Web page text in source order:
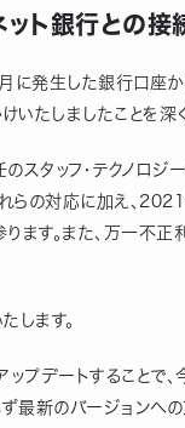
ト銀行との接
発生した銀行口座か
たしましたことを深
スタッフ・テクノロ
らの対応に加え、
ます。また、万一不
します。
デートすることで、
最新のバージョンへ